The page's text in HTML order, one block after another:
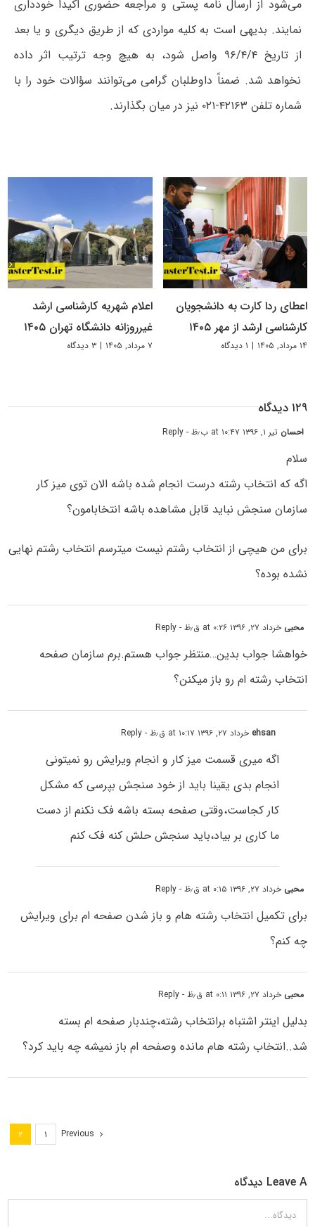
می‌شود از ارسال نامه پستی و مراجعه حضوری اکیداً خودداری
نمایند. بدیهی است به کلیه مواردی که از طریق دیگری و یا بعد
از تاریخ ۹۶/۴/۴ واصل شود، به هیچ وجه ترتیب اثر داده
نخواهد شد. ضمناً داوطلبان گرامی می‌توانند سؤالات خود را با
شماره تلفن‌ ۴۲۱۶۳-۰۲۱ نیز در میان ‌بگذارند.
اعطای ردا کارت به دانشجویان
کارشناسی ارشد از مهر ۱۴۰۵
۱۴ مرداد, ۱۴۰۵ | ۱ دیدگاه
اعلام شهریه کارشناسی ارشد
غیرروزانه دانشگاه تهران ۱۴۰۵
۷ مرداد, ۱۴۰۵ | ۳ دیدگاه
۱۲۹ دیدگاه
احسان تیر ۱, ۱۳۹۶ at ۱۰:۴۷ ب٫ظ - Reply
سلام
اگه که انتخاب رشته درست انجام شده باشه الان توی میز کار
سازمان سنجش نباید قابل مشاهده باشه انتخابامون؟
برای من هیچی از انتخاب رشتم نیست میترسم انتخاب رشتم نهایی
نشده بوده؟
محبی خرداد ۲۷, ۱۳۹۶ at ۰:۲۶ ق٫ظ - Reply
خواهشا جواب بدین…منتظر جواب هستم.برم سازمان صفحه
انتخاب رشته ام رو باز میکنن؟
ehsan خرداد ۲۷, ۱۳۹۶ at ۱۰:۱۷ ق٫ظ - Reply
اگه میری قسمت میز کار و انجام ویرایش رو نمیتونی
انجام بدی یقینا باید از خود سنجش بپرسی که مشکل
کار کجاست،وقتی صفحه بسته باشه فک نکنم از دست
ما کاری بر بیاد،باید سنجش حلش کنه فک کنم
محبی خرداد ۲۷, ۱۳۹۶ at ۰:۱۵ ق٫ظ - Reply
برای تکمیل انتخاب رشته هام و باز شدن صفحه ام برای ویرایش
چه کنم؟
محبی خرداد ۲۷, ۱۳۹۶ at ۰:۱۱ ق٫ظ - Reply
بدلیل اینتر اشتباه برانتخاب رشته،چندبار صفحه ام بسته
شد..انتخاب رشته هام مانده وصفحه ام باز نمیشه چه باید کرد؟
Previous ۱ ۲
Leave A دیدگاه
دیدگاه